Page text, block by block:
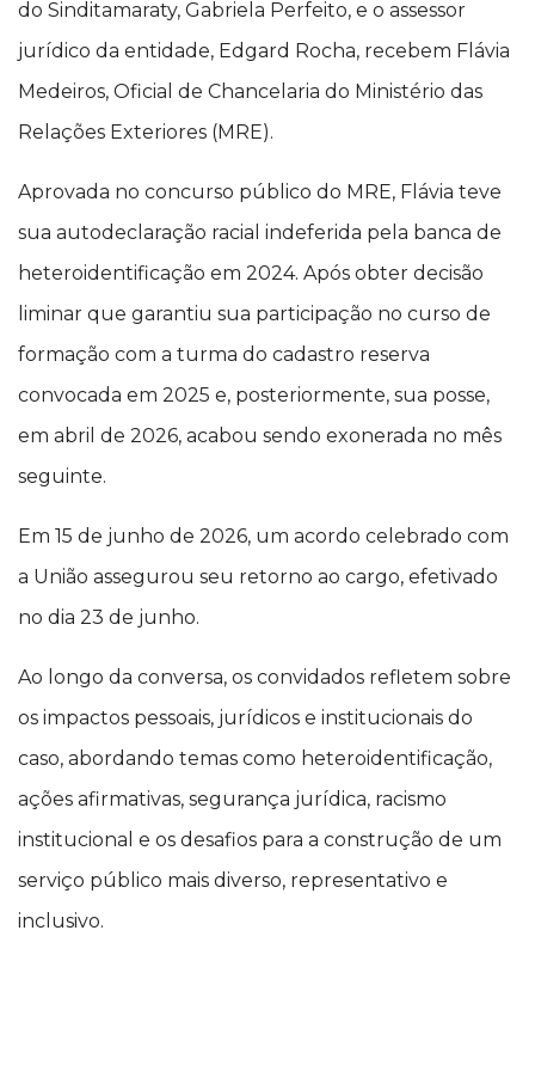
do Sinditamaraty, Gabriela Perfeito, e o assessor
jurídico da entidade, Edgard Rocha, recebem Flávia
Medeiros, Oficial de Chancelaria do Ministério das
Relações Exteriores (MRE).
Aprovada no concurso público do MRE, Flávia teve
sua autodeclaração racial indeferida pela banca de
heteroidentificação em 2024. Após obter decisão
liminar que garantiu sua participação no curso de
formação com a turma do cadastro reserva
convocada em 2025 e, posteriormente, sua posse,
em abril de 2026, acabou sendo exonerada no mês
seguinte.
Em 15 de junho de 2026, um acordo celebrado com
a União assegurou seu retorno ao cargo, efetivado
no dia 23 de junho.
Ao longo da conversa, os convidados refletem sobre
os impactos pessoais, jurídicos e institucionais do
caso, abordando temas como heteroidentificação,
ações afirmativas, segurança jurídica, racismo
institucional e os desafios para a construção de um
serviço público mais diverso, representativo e
inclusivo.